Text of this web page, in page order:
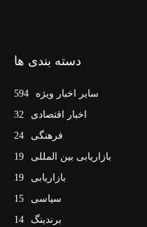
دسته بندی ها
سایر اخبار ویژه
594
اخبار اقتصادی
32
فرهنگی
24
بازاریابی بین المللی
19
بازاریابی
19
سیاسی
15
برندینگ
14